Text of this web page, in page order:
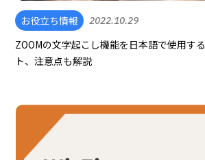
お役立ち情報 2022.10.29
ZOOMの文字起こし機能を日本語で使用す
ト、注意点も解説